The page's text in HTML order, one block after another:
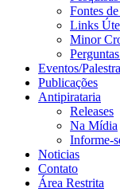
Fontes
Links
Minor
Eventos/
Publicações
Antipirataria
Releases
Na Mídia
Informe-
Noticias
Contato
Área Restrita